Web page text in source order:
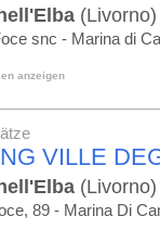
(Livorno)
snc - Marina di
anzeigen
VILLE
(Livorno)
89 - Marina Di